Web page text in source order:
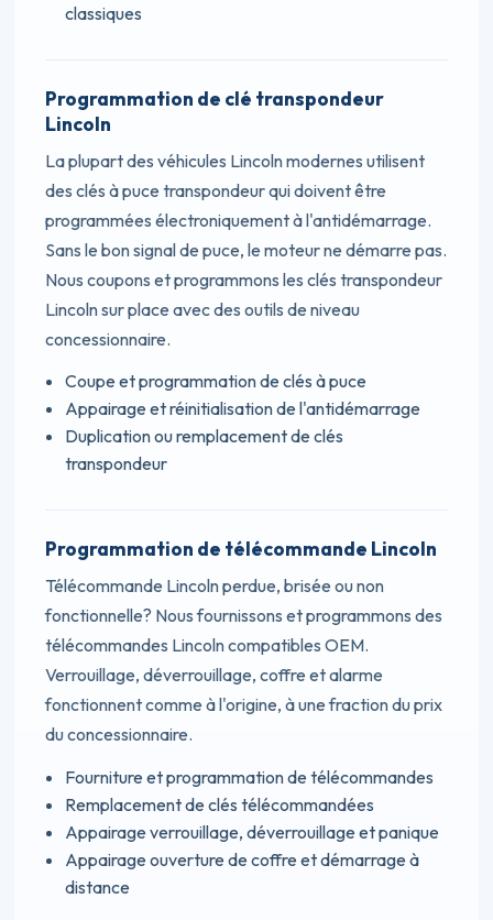
classiques
Programmation de clé transpondeur
Lincoln
La plupart des véhicules Lincoln modernes utilisent
des clés à puce transpondeur qui doivent être
programmées électroniquement à l'antidémarrage.
Sans le bon signal de puce, le moteur ne démarre pas.
Nous coupons et programmons les clés transpondeur
Lincoln sur place avec des outils de niveau
concessionnaire.
Coupe et programmation de clés à puce
Appairage et réinitialisation de l'antidémarrage
Duplication ou remplacement de clés
transpondeur
Programmation de télécommande Lincoln
Télécommande Lincoln perdue, brisée ou non
fonctionnelle? Nous fournissons et programmons des
télécommandes Lincoln compatibles OEM.
Verrouillage, déverrouillage, coffre et alarme
fonctionnent comme à l'origine, à une fraction du prix
du concessionnaire.
Fourniture et programmation de télécommandes
Remplacement de clés télécommandées
Appairage verrouillage, déverrouillage et panique
Appairage ouverture de coffre et démarrage à
distance